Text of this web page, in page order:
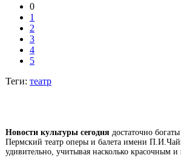
0
1
2
3
4
5
Теги: театр
Новости культуры сегодня достаточно
Пермский театр оперы и балета имени
удивительно, учитывая насколько красочным